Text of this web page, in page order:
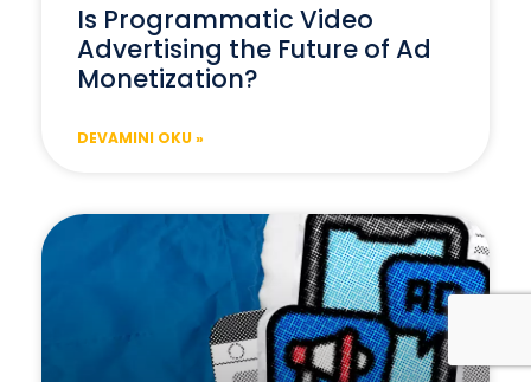
Is Programmatic Video
Advertising the Future of Ad
Monetization?
DEVAMINI OKU »